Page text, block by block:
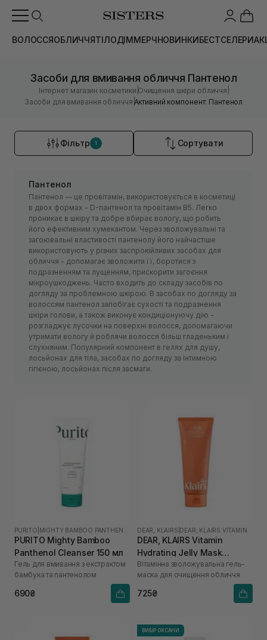
ВОЛОССЯОБЛИЧЧЯТІЛОДІММЕРЧНОВИНКИБЕСТСЕЛЕРИ
Засоби для вмивання обличчя Пантенол
Інтернет магазин косметики |Очищення шкіри обличчя
Засоби для вмивання обличчя |Активний компонент: Пантенол
Фільтр 1 Сортувати
Пантенол
Пантенол — це провітамін, використовується в косметиці
в двох формах - D-пантенол та провітамін В5. Легко
проникає в шкіру та добре вбирає вологу, що робить
його ефективним хумекантом. Через зволожувальні та
загоювальні властивості пантенолу його найчастіше
використовують у різних заспрокійливих засобах для
обличчя - допомагає зволожити її, боротися з
подразненням та лущенням, прискорити загоєння
мікроушкоджень. Часто входить до складу засобів по
догляду за проблемною шкірою. В засобах по догляду за
волоссям пантенол запобігає сухості та подразнення
шкіри голови, а також виконує кондиціонуючу дію -
розгладжує лусочки на поверхні волосся, допомагаючи
утримати вологу й роблячи волосся більш гладеньким і
слухняним. Популярний компонент в гелях для душу,
лосьйонах для тіла, засобах по догляду за інтимною
гігієною, лосьйонах після засмаги.
PURITO
PURITO Mighty Bamboo
Panthenol Cleanser 150 мл
Гель для вмивання з екстрактом
бамбука та пантенолом
690₴
DEAR, KLAIRS DEAR, KLAIRS VITAMIN
DEAR, KLAIRS Vitamin
Hydrating Jelly Mask
Cleanser 150 мл
Вітамінна зволожувальна гель-
маска для очищення обличчя
725₴
ВИБІР ОКСАНИ